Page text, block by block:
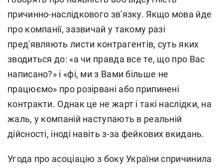
причинно-наслідкового зв'язку. Якщо мова йде
про компанії, зазвичай у такому разі
пред'являють листи контрагентів, суть яких
зводиться до: «а чи правда все те, що про Вас
написано?» і «фі, ми з Вами більше не
працюємо» про розірвані або припинені
контракти. Однак це не жарт і такі наслідки, на
жаль, у компаній наступають в реальній
дійсності, іноді навіть з-за фейкових вкидань.
Угода про асоціацію з боку України спричинила